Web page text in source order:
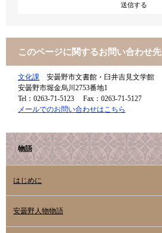
このページに関するお問い合わせ先
文化課
安曇野市文書館・臼井吉見文学館
安曇野市堀金烏川2753番地1
Tel：0263-71-5123
Fax：0263-71-5127
メールでのお問い合わせはこちら
物語
はじめに
安曇野人物物語